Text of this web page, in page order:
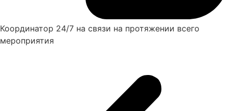
Координатор 24/7 на связи на протяжении всего
мероприятия